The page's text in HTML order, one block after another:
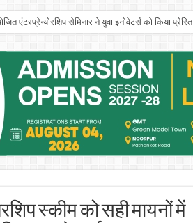
एंटरप्रेन्योरशिप सेमिनार ने युवा इनोवेटर्स को किया प्रेरित
यूनिवर्सिटी के वाइस-चांसलर का पदभार संभाला
स्कीम को सही मायनों में